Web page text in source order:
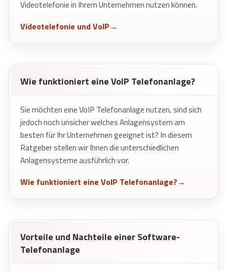
Videotelefonie in Ihrem Unternehmen nutzen können.
Videotelefonie und VoIP
Wie funktioniert eine VoIP Telefonanlage?
Sie möchten eine VoIP Telefonanlage nutzen, sind sich
jedoch noch unsicher welches Anlagensystem am
besten für Ihr Unternehmen geeignet ist? In diesem
Ratgeber stellen wir Ihnen die unterschiedlichen
Anlagensysteme ausführlich vor.
Wie funktioniert eine VoIP Telefonanlage?
Vorteile und Nachteile einer Software-
Telefonanlage